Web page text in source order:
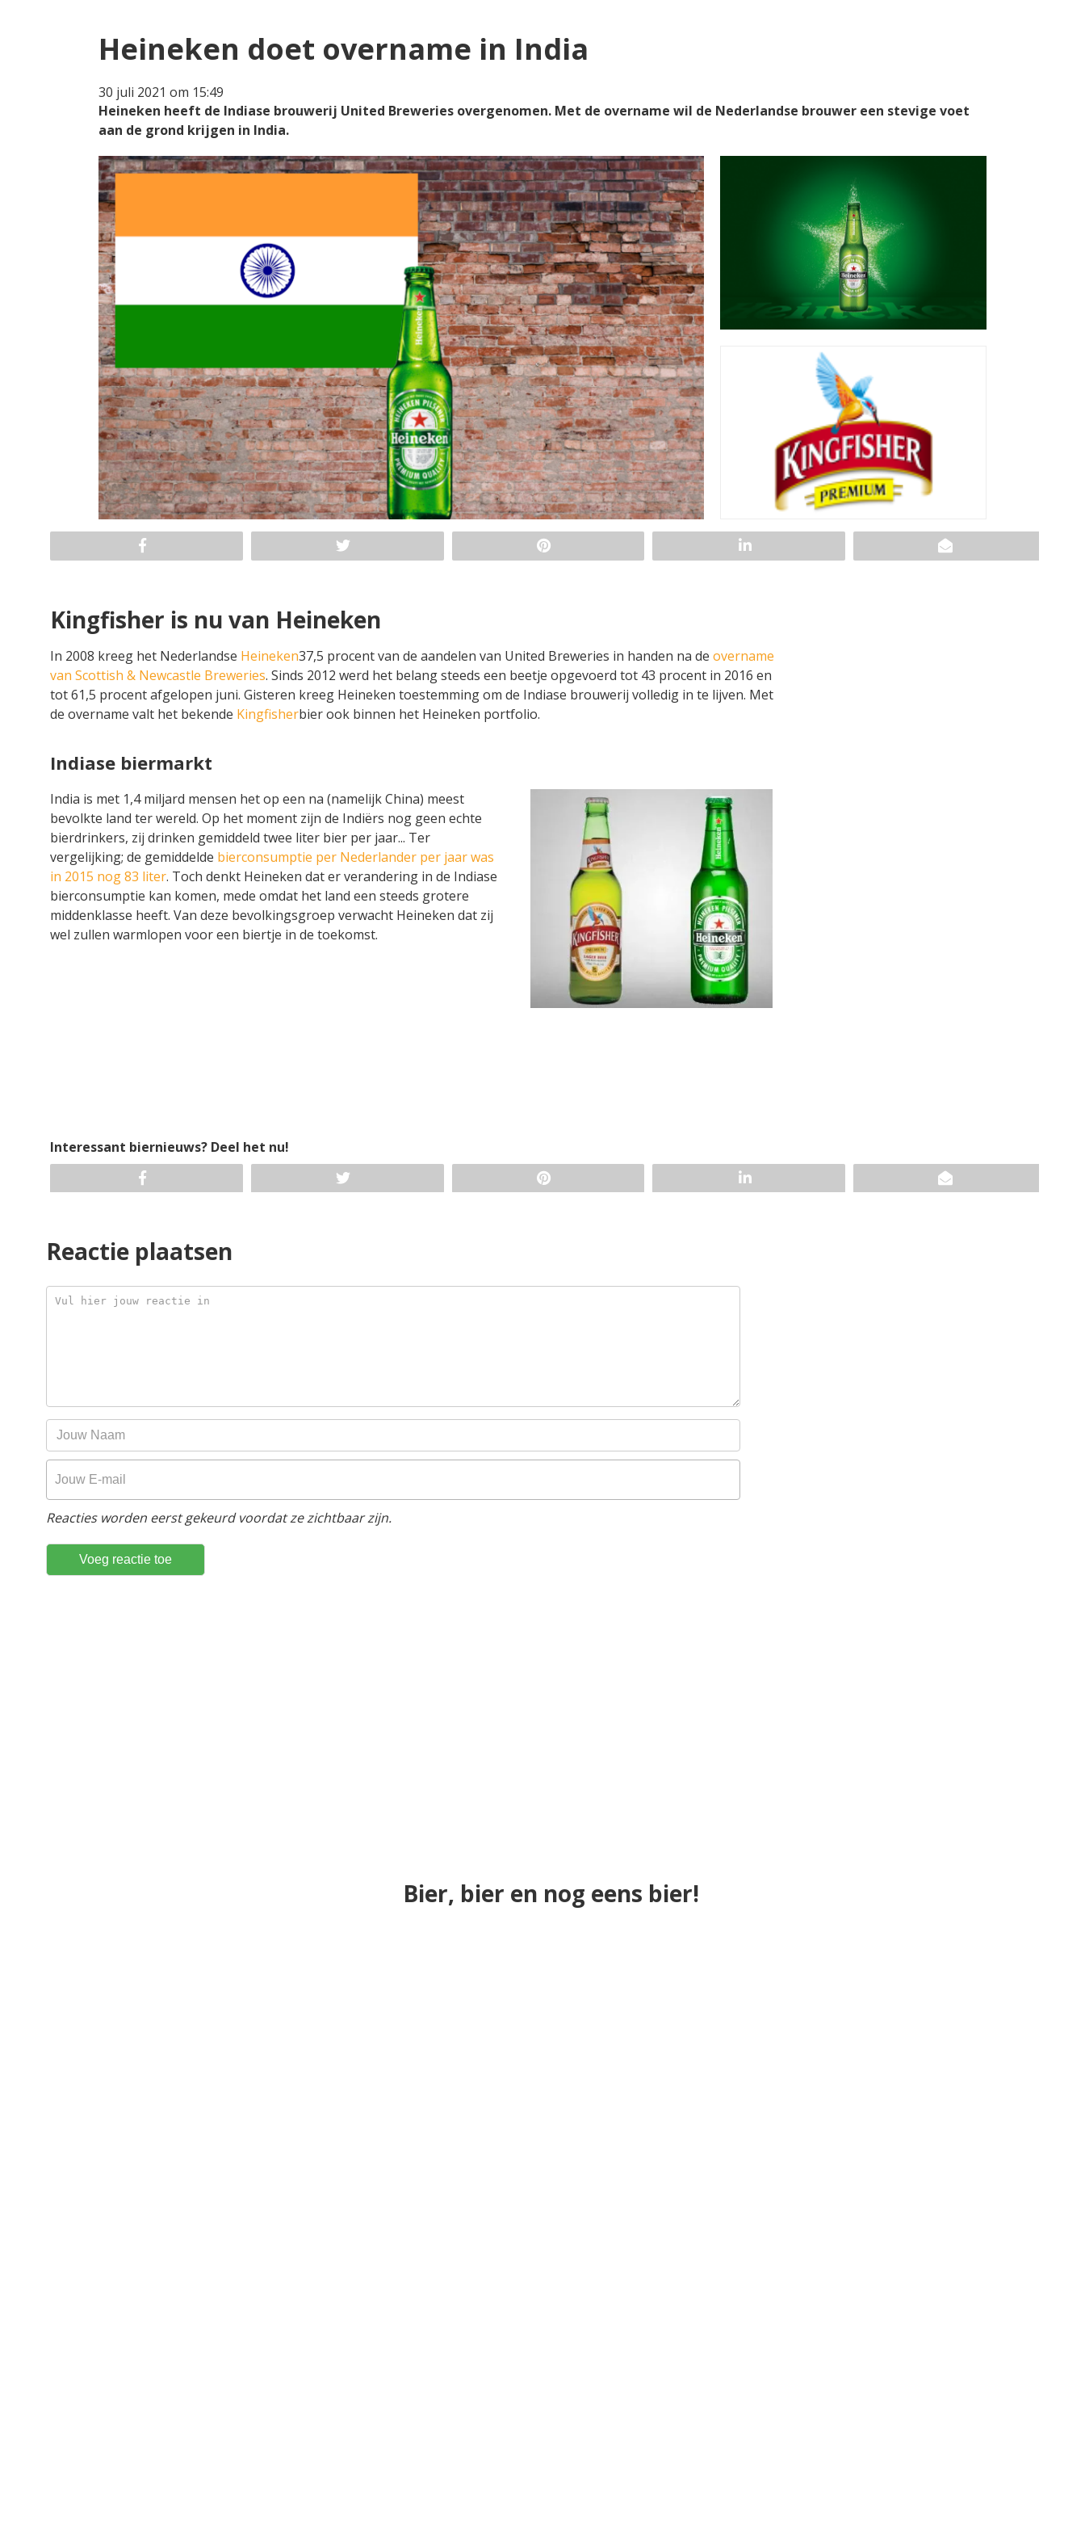
Heineken doet overname in India
30 juli 2021 om 15:49
Heineken heeft de Indiase brouwerij United Breweries overgenomen. Met de overname wil de Nederlandse brouwer een stevige voet
aan de grond krijgen in India.
Kingfisher is nu van Heineken
In 2008 kreeg het Nederlandse Heineken37,5 procent van de aandelen van United Breweries in handen na de overname
van Scottish & Newcastle Breweries. Sinds 2012 werd het belang steeds een beetje opgevoerd tot 43 procent in 2016 en
tot 61,5 procent afgelopen juni. Gisteren kreeg Heineken toestemming om de Indiase brouwerij volledig in te lijven. Met
de overname valt het bekende Kingfisherbier ook binnen het Heineken portfolio.
Indiase biermarkt
India is met 1,4 miljard mensen het op een na (namelijk China) meest
bevolkte land ter wereld. Op het moment zijn de Indiërs nog geen echte
bierdrinkers, zij drinken gemiddeld twee liter bier per jaar... Ter
vergelijking; de gemiddelde bierconsumptie per Nederlander per jaar was
in 2015 nog 83 liter. Toch denkt Heineken dat er verandering in de Indiase
bierconsumptie kan komen, mede omdat het land een steeds grotere
middenklasse heeft. Van deze bevolkingsgroep verwacht Heineken dat zij
wel zullen warmlopen voor een biertje in de toekomst.
Interessant biernieuws? Deel het nu!
Reactie plaatsen
Reacties worden eerst gekeurd voordat ze zichtbaar zijn.
Bier, bier en nog eens bier!